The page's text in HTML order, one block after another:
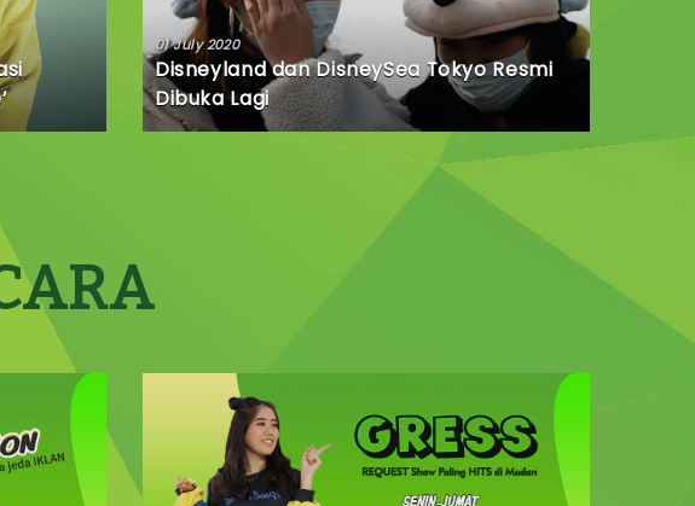
01 July 2020
Disneyland dan DisneySea Tokyo Resmi
Dibuka Lagi